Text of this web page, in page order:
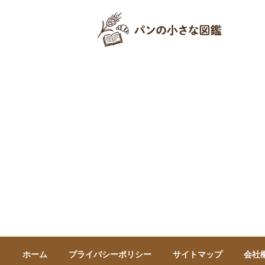
ホーム プライバシーポリシー サイトマップ 会社